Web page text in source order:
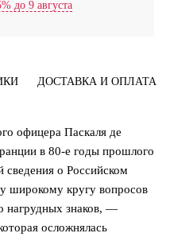
до 9 августа
ДОСТАВКА И ОПЛАТА
офицера Паскаля де
в 80-е годы прошлого
сведения о Российском
широкому кругу вопросов
нагрудных знаков, —
осложнялась